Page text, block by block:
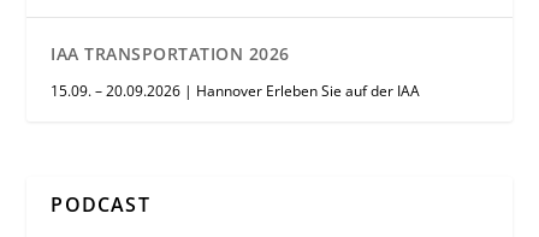
IAA TRANSPORTATION 2026
15.09. – 20.09.2026 | Hannover Erleben Sie auf der IAA
PODCAST